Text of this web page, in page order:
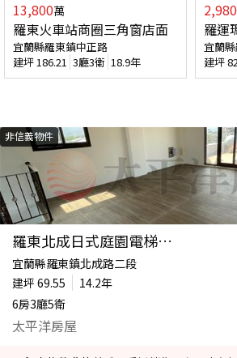
13,800萬
羅東火車站商圈三角窗店面
宜蘭縣羅東鎮中正路
建坪186.21 3廳3衛 18.9年
2,980
羅運
宜蘭
建坪
非信義物件
羅東北成日式庭園電梯農舍
宜蘭縣羅東鎮北成路二段
建坪 69.55
14.2年
6房3廳5衛
太平洋房屋